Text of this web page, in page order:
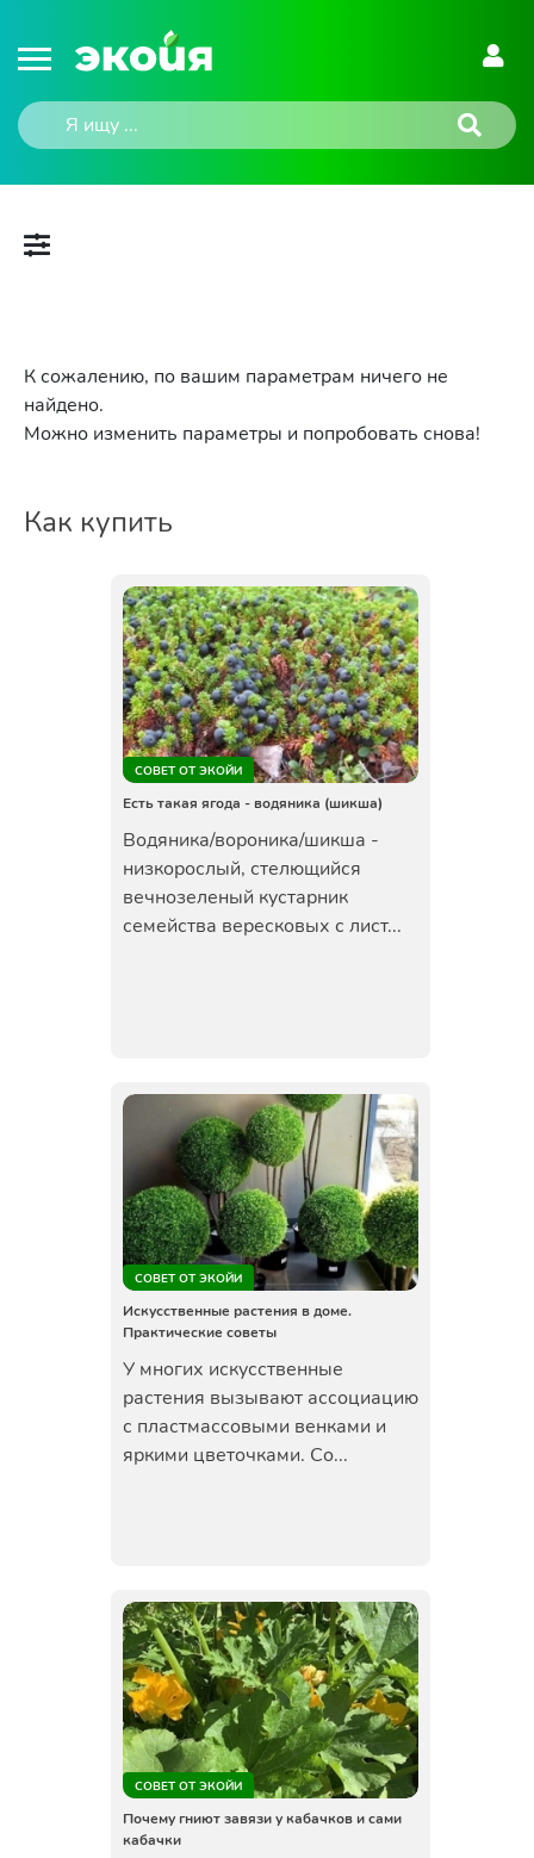
К сожалению, по вашим параметрам ничего не
найдено.
Можно изменить параметры и попробовать снова!
Как купить
СОВЕТ ОТ ЭКОЙИ
Есть такая ягода - водяника (шикша)
Водяника/вороника/шикша -
низкорослый, стелющийся
вечнозеленый кустарник
семейства вересковых с лист...
СОВЕТ ОТ ЭКОЙИ
Искусственные растения в доме.
Практические советы
У многих искусственные
растения вызывают ассоциацию
с пластмассовыми венками и
яркими цветочками. Со...
СОВЕТ ОТ ЭКОЙИ
Почему гниют завязи у кабачков и сами
кабачки